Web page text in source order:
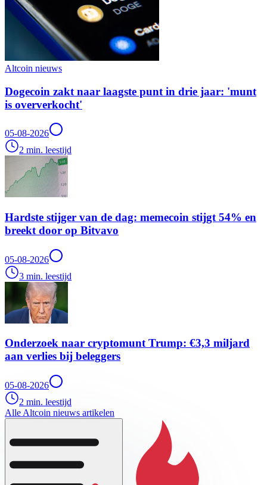
Altcoin nieuws
Dogecoin zakt naar laagste punt in drie jaar: 'munt
is oververkocht'
05-08-2026
2 min. leestijd
Hardste stijger van de dag: memecoin stijgt 54% en
breekt door op Bitvavo
05-08-2026
3 min. leestijd
Onderzoek naar cryptomunt Trump: €3,3 miljard
aan verlies bij beleggers
05-08-2026
2 min. leestijd
Alle Altcoin nieuws artikelen